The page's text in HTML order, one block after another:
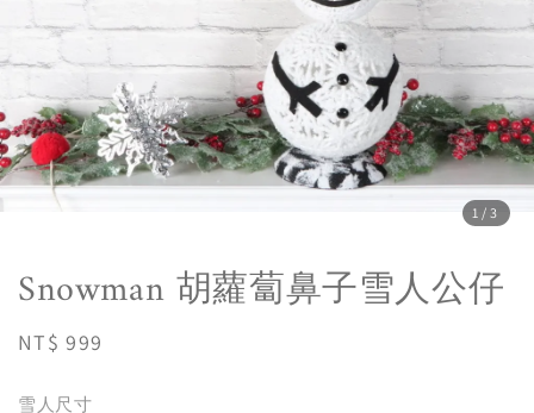
1 /3
Snowman 胡蘿蔔鼻子雪人公仔
Regular
NT$ 999
雪人尺寸